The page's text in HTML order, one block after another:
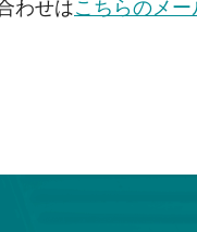
わせはこちらのメ